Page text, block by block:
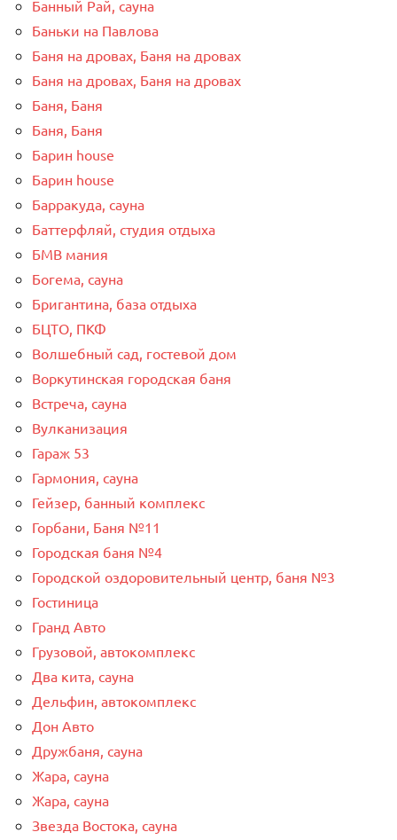
Банный Рай, сауна
Баньки на Павлова
Баня на дровах, Баня на дровах
Баня на дровах, Баня на дровах
Баня, Баня
Баня, Баня
Барин house
Барин house
Барракуда, сауна
Баттерфляй, студия отдыха
БМВ мания
Богема, сауна
Бригантина, база отдыха
БЦТО, ПКФ
Волшебный сад, гостевой дом
Воркутинская городская баня
Встреча, сауна
Вулканизация
Гараж 53
Гармония, сауна
Гейзер, банный комплекс
Горбани, Баня №11
Городская баня №4
Городской оздоровительный центр, баня №3
Гостиница
Гранд Авто
Грузовой, автокомплекс
Два кита, сауна
Дельфин, автокомплекс
Дон Авто
Дружбаня, сауна
Жара, сауна
Жара, сауна
Звезда Востока, сауна